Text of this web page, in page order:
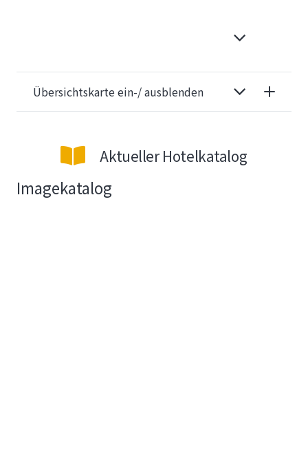
Übersichtskarte ein-/ ausblenden
Aktueller Hotelkatalog
Imagekatalog